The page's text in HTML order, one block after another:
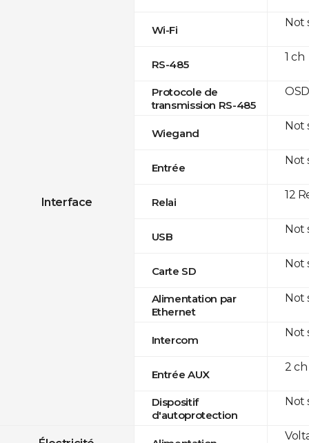
Interface
Wi-Fi
RS-485
Protocole de
transmission RS-485
Wiegand
Entrée
Relai
USB
Carte SD
Alimentation par
Ethernet
Intercom
Entrée AUX
Dispositif
d'autoprotection
Not
1 ch
Not
Not
12
Not
Not
Not
Not
2
Not